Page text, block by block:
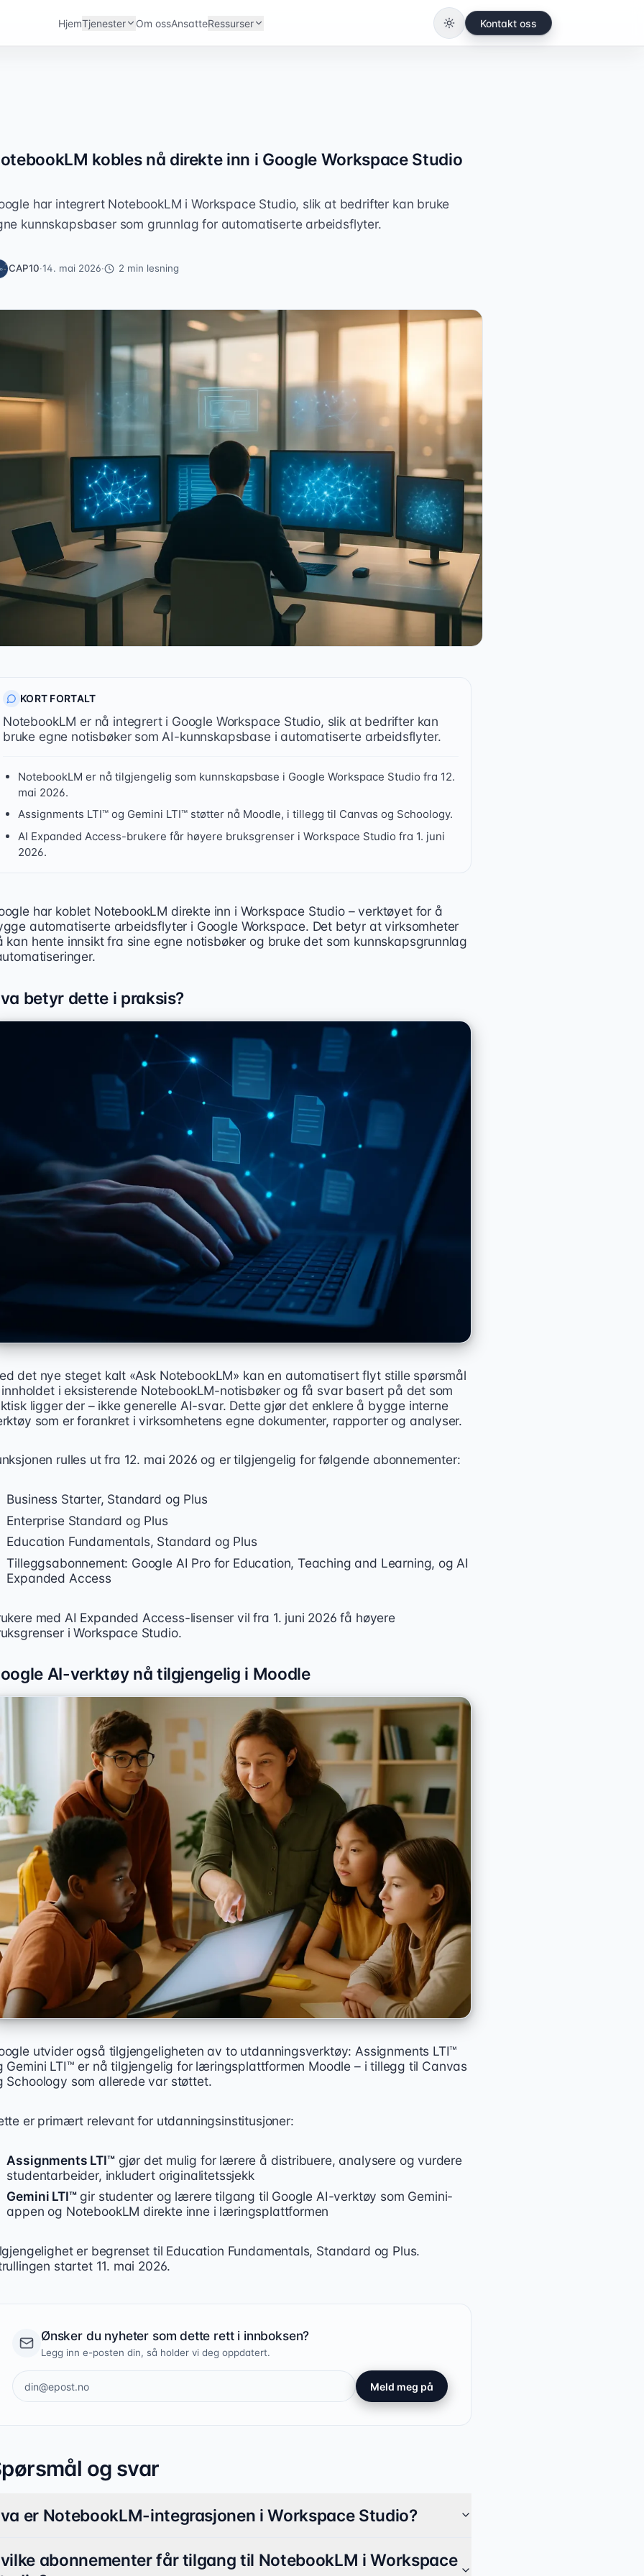
HjemTjenester Om ossAnsatteRessurser
Bytt til lys modus
Kontakt oss
kobles nå direkte inn i Google Workspace Studio
har integrert NotebookLM i Workspace Studio, slik at bedrifter kan bruke
kunnskapsbaser som grunnlag for automatiserte arbeidsflyter.
CAP10·14. mai 2026· 2 min lesning
KORT FORTALT
NotebookLM er nå integrert i Google Workspace Studio, slik at bedrifter kan
bruke egne notisbøker som AI-kunnskapsbase i automatiserte arbeidsflyter.
NotebookLM er nå tilgjengelig som kunnskapsbase i Google Workspace Studio fra 12.
mai 2026.
Assignments LTI™ og Gemini LTI™ støtter nå Moodle, i tillegg til Canvas og Schoology.
AI Expanded Access-brukere får høyere bruksgrenser i Workspace Studio fra 1. juni
2026.
har integrert NotebookLM i Workspace Studio, slik at virksomheter kan bruke egne notisbøker som
har koblet NotebookLM direkte inn i Workspace Studio – verktøyet for å
automatiserte arbeidsflyter i Google Workspace. Det betyr at virksomheter
kan hente innsikt fra sine egne notisbøker og bruke det som kunnskapsgrunnlag
betyr dette i praksis?
det nye steget kalt «Ask NotebookLM» kan en automatisert flyt stille spørsmål
i eksisterende NotebookLM-notisbøker og få svar basert på det som
ligger der – ikke generelle AI-svar. Dette gjør det enklere å bygge interne
som er forankret i virksomhetens egne dokumenter, rapporter og analyser.
rulles ut fra 12. mai 2026 og er tilgjengelig for følgende abonnementer:
Business Starter, Standard og Plus
Enterprise Standard og Plus
Education Fundamentals, Standard og Plus
Tilleggsabonnement: Google AI Pro for Education, Teaching and Learning, og AI
Expanded Access
med AI Expanded Access-lisenser vil fra 1. juni 2026 få høyere
i Workspace Studio.
AI-verktøy nå tilgjengelig i Moodle
utvider også tilgjengeligheten av to utdanningsverktøy: Assignments LTI™
Gemini LTI™ er nå tilgjengelig for læringsplattformen Moodle – i tillegg til Canvas
Schoology som allerede var støttet.
er primært relevant for utdanningsinstitusjoner:
Assignments LTI™gjør det mulig for lærere å distribuere, analysere og vurdere
studentarbeider, inkludert originalitetssjekk
Gemini LTI™gir studenter og lærere tilgang til Google AI-verktøy som Gemini-
appen og NotebookLM direkte inne i læringsplattformen
er begrenset til Education Fundamentals, Standard og Plus.
startet 11. mai 2026.
Ønsker du nyheter som dette rett i innboksen?
Legg inn e-posten din, så holder vi deg oppdatert.
Meld meg på
og svar
er NotebookLM-integrasjonen i Workspace Studio?
abonnementer får tilgang til NotebookLM i Workspace